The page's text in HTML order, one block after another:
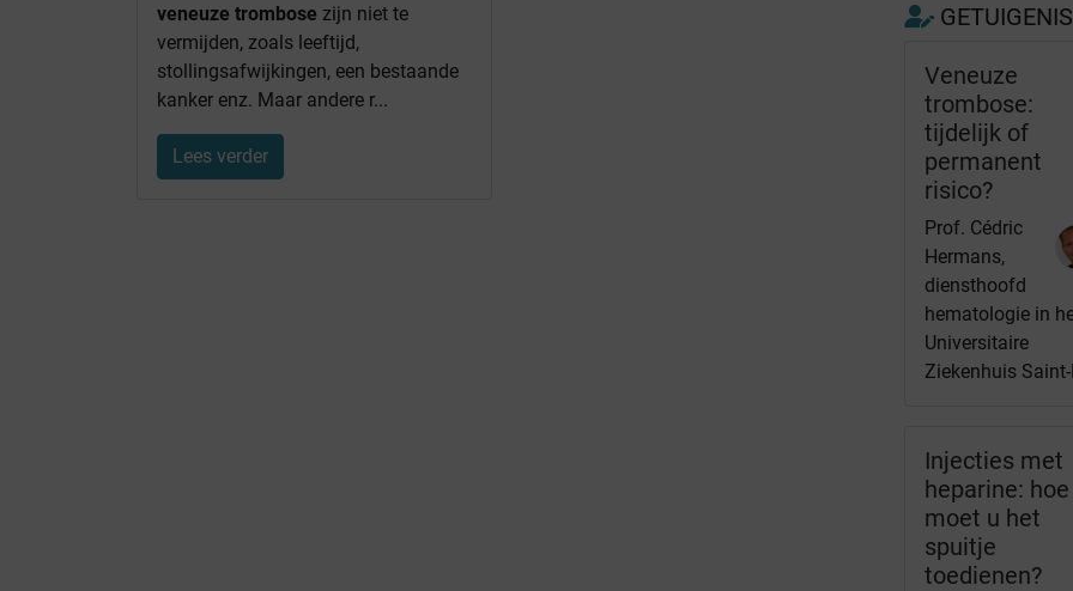
veneuze trombose zijn niet te
vermijden, zoals leeftijd,
stollingsafwijkingen, een bestaande
kanker enz. Maar andere r...
Lees verder
Veneuze
trombose:
tijdelijk of
permanent
risico?
Prof. Cédric
Hermans,
diensthoofd
hematologie in
Universitaire
Ziekenhuis
Injecties met
heparine: hoe
moet u het
spuitje
toedienen?